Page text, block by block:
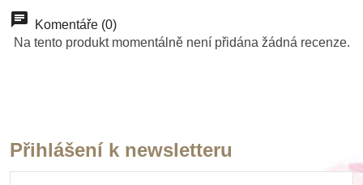
Komentáře (0)
Na tento produkt momentálně není přidána žádná recenze.
Přihlášení k newsletteru